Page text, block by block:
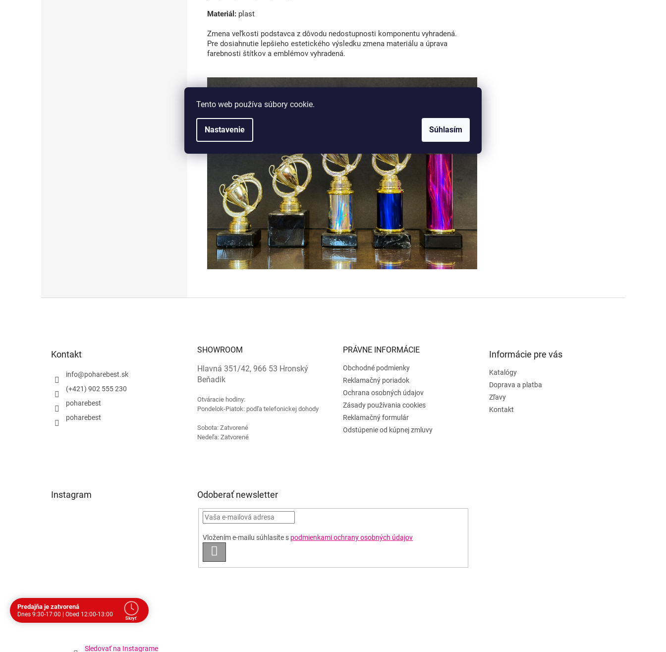
Tento web používa súbory cookie.
Nastavenie Súhlasím
Materiál: plast
Zmena veľkosti podstavca z dôvodu nedostupnosti komponentu vyhradená.
Pre dosiahnutie lepšieho estetického výsledku zmena materiálu a úprava
farebnosti štítkov a emblémov vyhradená.
Kontakt
info@poharebest.sk
(+421) 902 555 230
poharebest
poharebest
SHOWROOM
Hlavná 351/42, 966 53 Hronský
Beňadik
Otváracie hodiny:
Pondelok-Piatok: podľa telefonickej dohody
Sobota: Zatvorené
Nedeľa: Zatvorené
PRÁVNE INFORMÁCIE
Obchodné podmienky
Reklamačný poriadok
Ochrana osobných údajov
Zásady používania cookies
Reklamačný formulár
Odstúpenie od kúpnej zmluvy
Informácie pre vás
Katalógy
Doprava a platba
Zľavy
Kontakt
Instagram
Sledovať na Instagrame
Odoberať newsletter
Vložením e-mailu súhlasíte s podmienkami ochrany osobných údajov
SA
Predajňa je zatvorená
Dnes 9:30-17:00 | Obed 12:00-13:00
Skryť
Prestávka